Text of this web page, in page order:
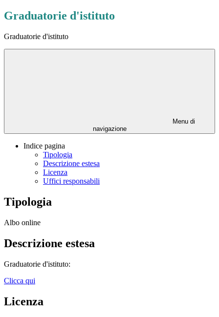
Graduatorie d'istituto
Graduatorie d'istituto
Menu di
navigazione
Indice pagina
Tipologia
Descrizione estesa
Licenza
Uffici responsabili
Tipologia
Albo online
Descrizione estesa
Graduatorie d'istituto:
Clicca qui
Licenza